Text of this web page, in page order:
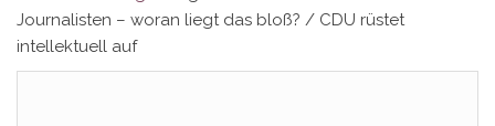
Journalisten – woran liegt das bloß? / CDU rüstet
intellektuell auf